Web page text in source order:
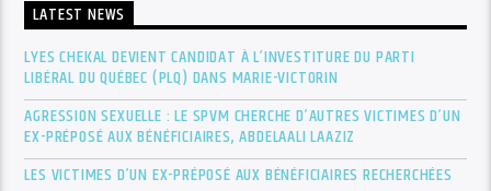
LATEST NEWS
LYES CHEKAL DEVIENT CANDIDAT À L’INVESTITURE DU PARTI
LIBÉRAL DU QUÉBEC (PLQ) DANS MARIE-VICTORIN
AGRESSION SEXUELLE : LE SPVM CHERCHE D’AUTRES VICTIMES D’UN
EX-PRÉPOSÉ AUX BÉNÉFICIAIRES, ABDELAALI LAAZIZ
LES VICTIMES D’UN EX-PRÉPOSÉ AUX BÉNÉFICIAIRES RECHERCHÉES